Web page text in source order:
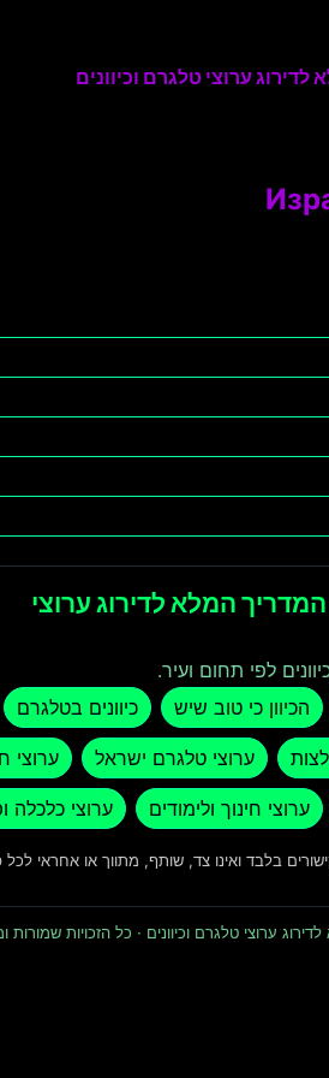
ערוצי טלגרם וכיוונים
המלא לדירוג ערוצי
לפי תחום ועיר.
הכיוון כי טוב שיש כיוונים בטלגרם
ערוצי טלגרם ישראל ערוצי
ערוצי חינוך ולימודים ערוצי כלכלה
בלבד ואינו צד, שותף, מתווך או אחראי